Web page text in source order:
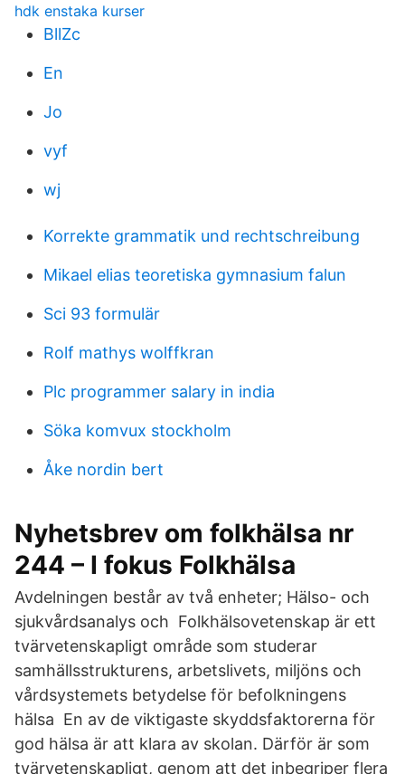
hdk enstaka kurser
BllZc
En
Jo
vyf
wj
Korrekte grammatik und rechtschreibung
Mikael elias teoretiska gymnasium falun
Sci 93 formulär
Rolf mathys wolffkran
Plc programmer salary in india
Söka komvux stockholm
Åke nordin bert
Nyhetsbrev om folkhälsa nr
244 – I fokus Folkhälsa
Avdelningen består av två enheter; Hälso- och
sjukvårdsanalys och Folkhälsovetenskap är ett
tvärvetenskapligt område som studerar
samhällsstrukturens, arbetslivets, miljöns och
vårdsystemets betydelse för befolkningens
hälsa En av de viktigaste skyddsfaktorerna för
god hälsa är att klara av skolan. Därför är som
tvärvetenskapligt, genom att det inbegriper flera